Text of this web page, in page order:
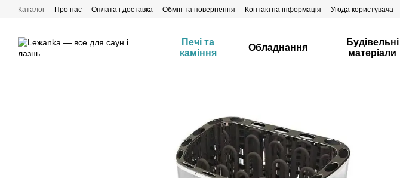
Перейти до основного контенту
Каталог Про нас Оплата і доставка Обмін та повернення Контактна інформація Угода користувача
Печі та
каміння
Обладнання
Будівельні
матеріали